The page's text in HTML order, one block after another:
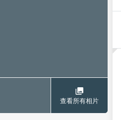
查看所有相片